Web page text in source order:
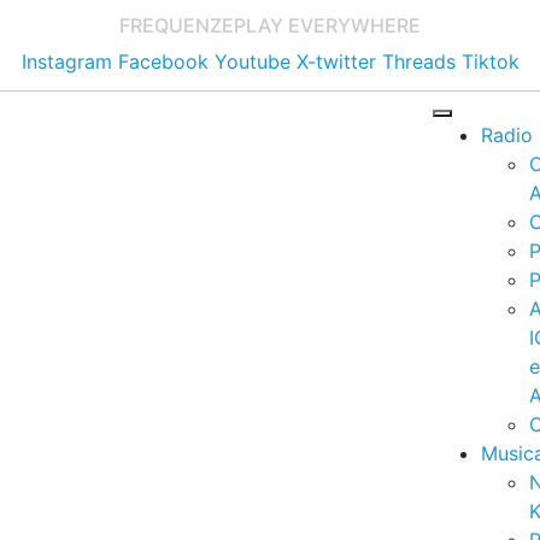
FREQUENZEPLAY EVERYWHERE
Instagram Facebook Youtube X-twitter Threads Tiktok
Radio
e